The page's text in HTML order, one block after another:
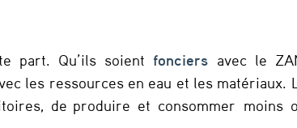
part. Qu’ils soient fonciers avec le
les ressources en eau et les matériaux.
de produire et consommer moins